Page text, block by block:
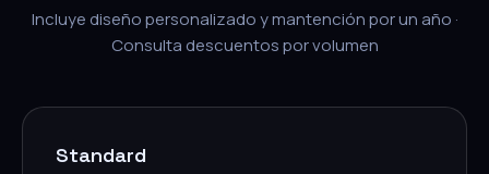
Incluye diseño personalizado y mantención por un año ·
Consulta descuentos por volumen
Standard